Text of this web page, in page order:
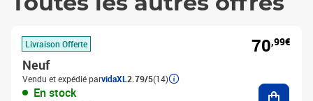
Livraison Offerte
Neuf
Vendu et expédié parvidaXL 2.79/5(14)
En stock
70,99€